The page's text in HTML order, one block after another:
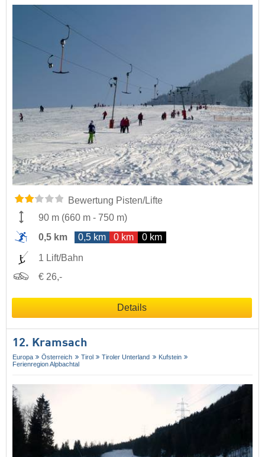
Bewertung Pisten/Lifte
90 m (660 m - 750 m)
0,5 km
0,5 km 0 km 0 km
1 Lift/Bahn
€ 26,-
Details
12. Kramsach
Europa Österreich Tirol Tiroler Unterland
Kufstein
Ferienregion Alpbachtal